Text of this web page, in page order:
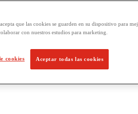
que las cookies se guarden en su dispositivo para
con nuestros estudios para marketing.
cookies Aceptar todas las cookies